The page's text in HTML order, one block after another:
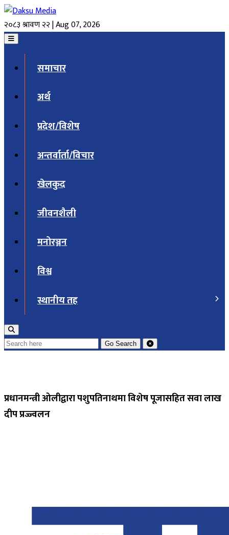
२०८३ श्रावण २२ | Aug 07, 2026
समाचार
अर्थ
प्रदेश/विशेष
अन्तर्वार्ता/विचार
खेलकुद
जीवनशैली
मनोरञ्जन
विश्व
स्थानीय तह
Go Search
प्रधानमन्त्री ओलीद्वारा पशुपतिनाथमा विशेष पूजासहित सवा लाख
दीप प्रज्ज्वलन